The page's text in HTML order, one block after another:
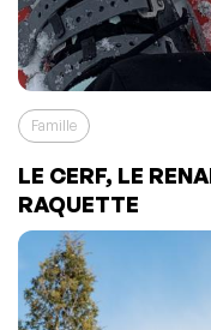
Famille
LE CERF, LE
RAQUETTE
L'événement a été
Consulter mes favoris
Événement retiré de
Consulter mes favoris